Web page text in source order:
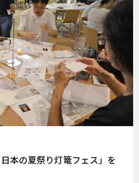
本の夏祭り灯篭フェス」を